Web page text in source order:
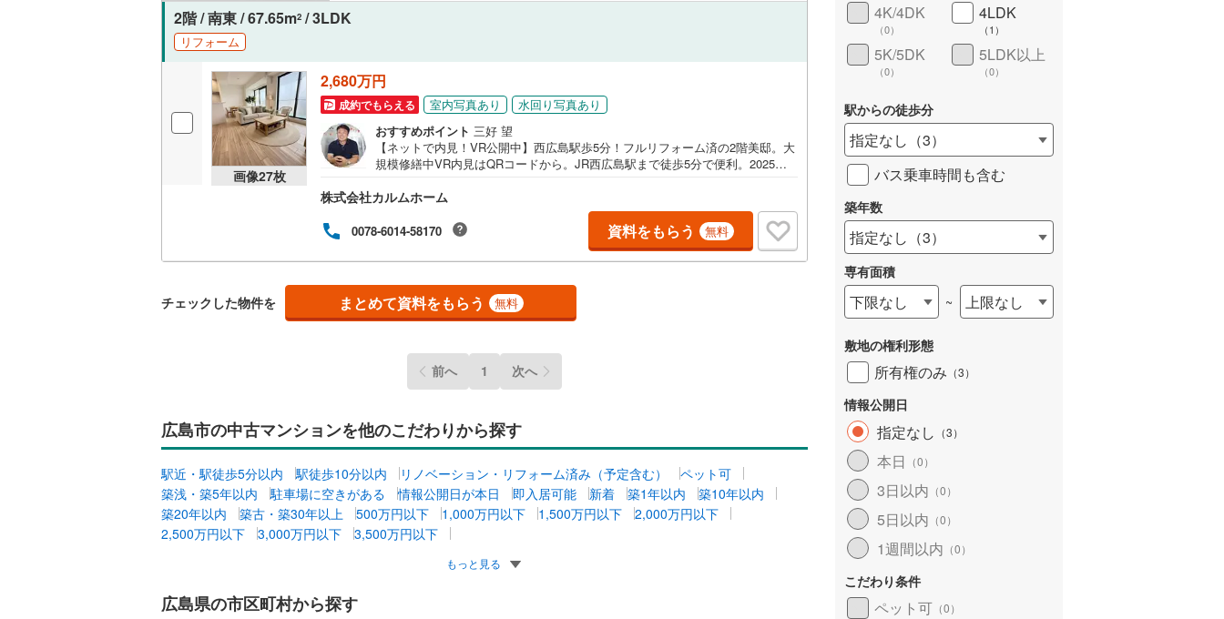
2階 / 南東 / 67.65m2 / 3LDK
リフォーム
画像27枚
2,680万円
成約でもらえる 室内写真あり
水回り写真あり
おすすめポイント 三好 望
【ネットで内見！VR公開中】西広島駅歩5分！フルリフォーム済の2階美邸。大
規模修繕中VR内見はQRコードから。JR西広島駅まで徒歩5分で便利。2025年1
をどこからでも体感いただけます。2階ならではの出入りのしやすさと、大規模
修繕工事による安心の管理体制も魅力。周辺にはスーパーやドラッグストアが
徒歩圏内に揃い、日々の生活も快適。写真だけでは伝わりにくいリフォーム後
株式会社カルムホーム
0078-6014-58170 資料をもらう 無料
チェックした物件を まとめて資料をもらう 無料
前へ 1 次へ
広島市の中古マンションを他のこだわりから探す
駅近・駅徒歩5分以内 駅徒歩10分以内 リノベーション・リフォーム済み（予定含む）
ペット可
築浅・築5年以内
駐車場に空きがある 情報公開日が本日 即入居可能 新着 築1年以内
築10年以内
築20年以内
築古・築30年以上 500万円以下 1,000万円以下 1,500万円以下
2,000万円以下
2,500万円以下
3,000万円以下 3,500万円以下
もっと見る
広島県の市区町村から探す
4K/4DK
（0）
4LDK
（1 ）
5K/5DK
（0）
5LDK以上
（0）
駅からの徒歩分
指定なし （3）
バス乗車時間も含む
築年数
指定なし （3）
専有面積
下限なし ~ 上限なし
敷地の権利形態
所有権のみ （3）
情報公開日
指定なし （3）
本日 （0）
3日以内 （0）
5日以内 （0）
1週間以内 （0）
こだわり条件
ペット可 （0）
即入居可能
オンライン対応
オンライン内見(相談)可（3） IT重説可（2）
オンライン対応とは？